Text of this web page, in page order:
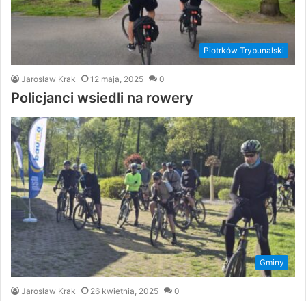
Piotrków Trybunalski
Jarosław Krak 12 maja, 2025 0
Policjanci wsiedli na rowery
Gminy
Jarosław Krak 26 kwietnia, 2025 0